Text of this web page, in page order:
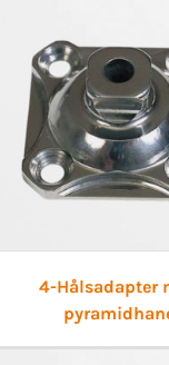
4-Hålsadapter